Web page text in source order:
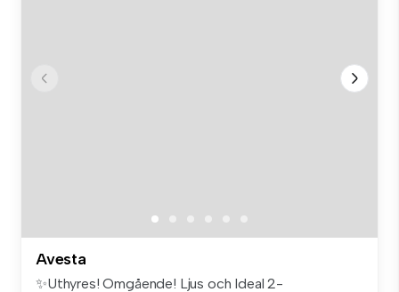
Avesta
✨Uthyres! Omgående! Ljus och Ideal 2-